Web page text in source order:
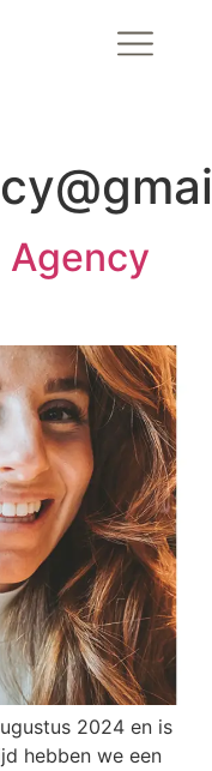
Agency
2024 en is
hebben we een